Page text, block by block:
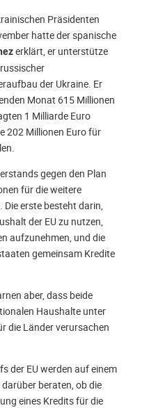
Präsidenten
hatte der spanische
erklärt, er unterstütze
der Ukraine. Er
Monat 615 Millionen
1 Milliarde Euro
202 Millionen Euro für
gegen den Plan
für die weitere
erste besteht darin,
der EU zu nutzen,
aufzunehmen, und die
gemeinsam Kredite
aber, dass beide
Haushalte unter
die Länder verursachen
der EU werden auf einem
beraten, ob die
eines Kredits für die